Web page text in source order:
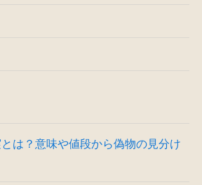
は？意味や値段から偽物の見分け